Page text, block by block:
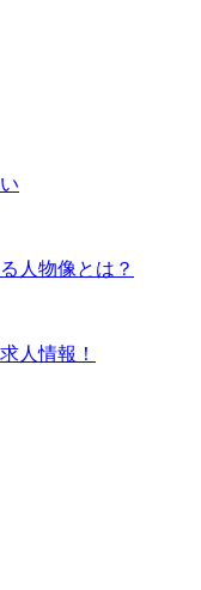
人物像とは？
人情報！